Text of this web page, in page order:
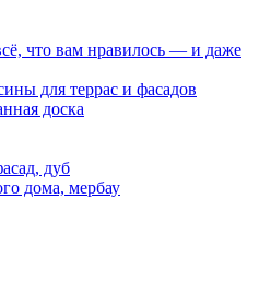
что вам нравилось — и даже
для террас и фасадов
доска
дуб
дома, мербау